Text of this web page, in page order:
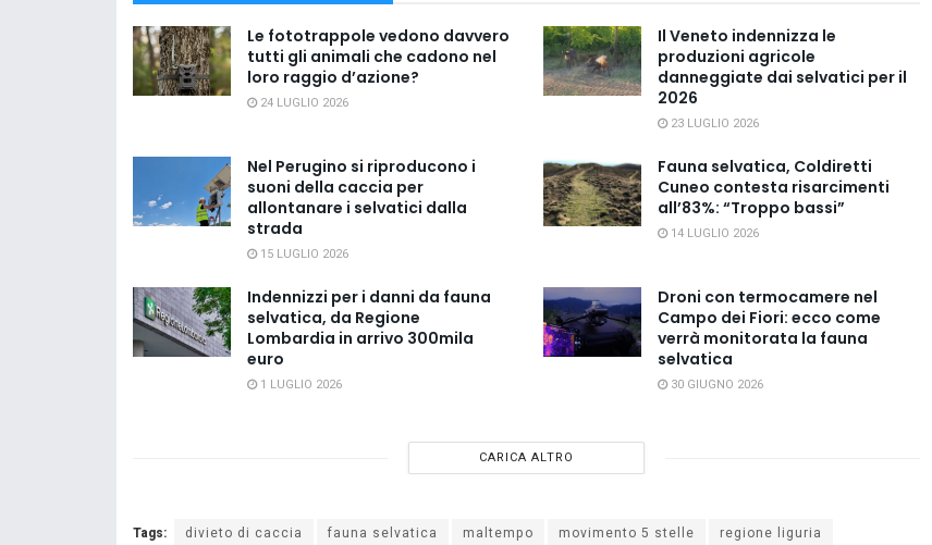
Le fototrappole vedono davvero
tutti gli animali che cadono nel
loro raggio d’azione?
24 LUGLIO 2026
Il Veneto indennizza le
produzioni agricole
danneggiate dai selvatici per il
2026
23 LUGLIO 2026
Nel Perugino si riproducono i
suoni della caccia per
allontanare i selvatici dalla
strada
15 LUGLIO 2026
Fauna selvatica, Coldiretti
Cuneo contesta risarcimenti
all’83%: “Troppo bassi”
14 LUGLIO 2026
Indennizzi per i danni da fauna
selvatica, da Regione
Lombardia in arrivo 300mila
euro
1 LUGLIO 2026
Droni con termocamere nel
Campo dei Fiori: ecco come
verrà monitorata la fauna
selvatica
30 GIUGNO 2026
CARICA ALTRO
Tags: divieto di caccia fauna selvatica maltempo movimento 5 stelle
regione liguria